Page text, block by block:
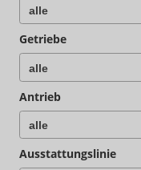
Getriebe
Antrieb
Ausstattungslinie